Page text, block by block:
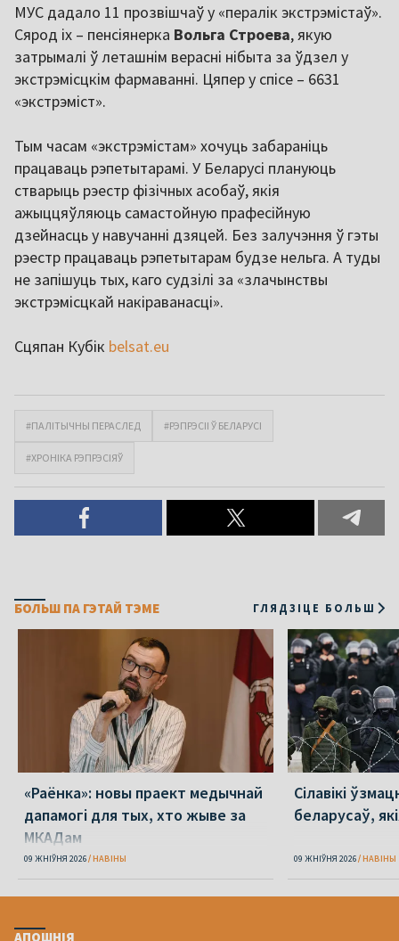
МУС дадало 11 прозвішчаў у «пералік экстрэмістаў».
Сярод іх – пенсіянерка Вольга Строева, якую
затрымалі ў леташнім верасні нібыта за ўдзел у
экстрэмісцкім фармаванні. Цяпер у спісе – 6631
«экстрэміст».
Тым часам «экстрэмістам» хочуць забараніць
працаваць рэпетытарамі. У Беларусі плануюць
стварыць рэестр фізічных асобаў, якія
ажыццяўляюць самастойную прафесійную
дзейнасць у навучанні дзяцей. Без залучэння ў гэты
рэестр працаваць рэпетытарам будзе нельга. А туды
не запішуць тых, каго судзілі за «злачынствы
экстрэмісцкай накіраванасці».
Сцяпан Кубік belsat.eu
#ПАЛІТЫЧНЫ ПЕРАСЛЕД #РЭПРЭСІІ Ў БЕЛАРУСІ
#ХРОНІКА РЭПРЭСІЯЎ
БОЛЬШ ПА ГЭТАЙ ТЭМЕ ГЛЯДЗІЦЕ БОЛЬШ
«Раёнка»: новы праект медычнай
дапамогі для тых, хто жыве за
МКАДам
09 ЖНІЎНЯ 2026 НАВІНЫ
Сілавікі
беларусаў,
09 ЖНІЎНЯ 2026 НАВІНЫ
АПОШНІЯ